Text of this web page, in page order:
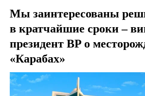
Мы заинтересованы
в кратчайшие сроки –
президент BP о
«Карабах»